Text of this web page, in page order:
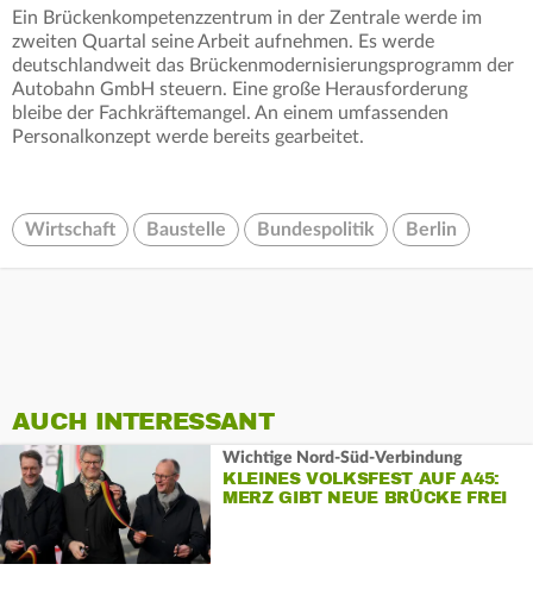
Ein Brückenkompetenzzentrum in der Zentrale werde im
zweiten Quartal seine Arbeit aufnehmen. Es werde
deutschlandweit das Brückenmodernisierungsprogramm der
Autobahn GmbH steuern. Eine große Herausforderung
bleibe der Fachkräftemangel. An einem umfassenden
Personalkonzept werde bereits gearbeitet.
Wirtschaft Baustelle Bundespolitik Berlin
AUCH INTERESSANT
Wichtige Nord-Süd-Verbindung
KLEINES VOLKSFEST AUF A45:
MERZ GIBT NEUE BRÜCKE FREI